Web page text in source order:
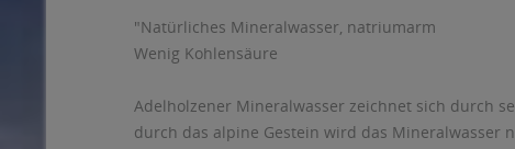
"Natürliches Mineralwasser, natriumarm
Wenig Kohlensäure
Adelholzener Mineralwasser zeichnet sich durch
durch das alpine Gestein wird das